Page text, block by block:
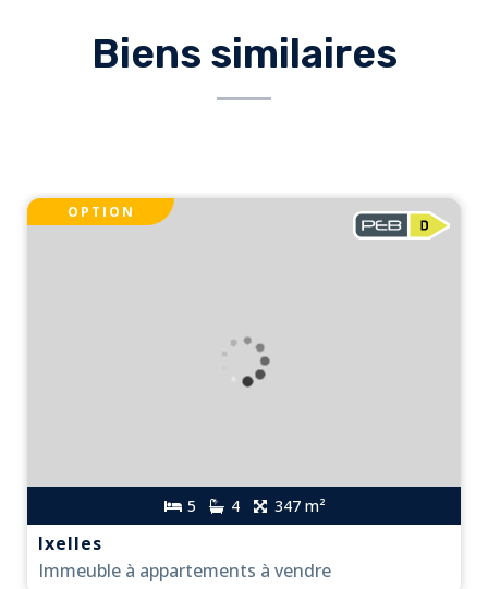
Biens similaires
5 4 347 m²
OPTION
Ixelles
Immeuble à appartements à vendre